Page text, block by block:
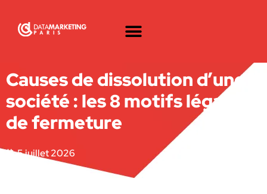
Causes de dissolution d’une
société : les 8 motifs légaux
de fermeture
5 juillet 2026